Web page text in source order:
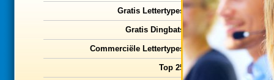
Gratis Lettertypes
Gratis Dingbats
Commerciële Lettertypes
Top 25